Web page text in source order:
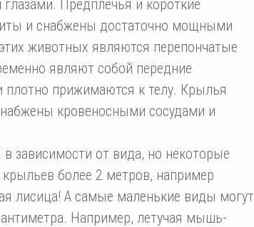
Предплечья и короткие
и снабжены достаточно мощными
животных являются перепончатые
являют собой передние
плотно прижимаются к телу. Крылья
кровеносными сосудами и
зависимости от вида, но некоторые
более 2 метров, например
лисица! А самые маленькие виды могут
Например, летучая мышь-